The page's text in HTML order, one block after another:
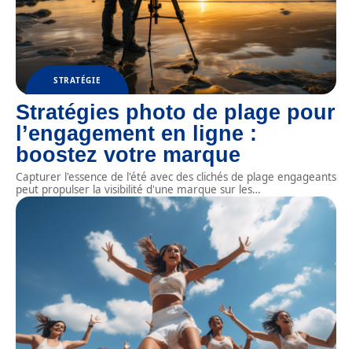
STRATÉGIE
Stratégies photo de plage pour
l’engagement en ligne :
boostez votre marque
Capturer l'essence de l'été avec des clichés de plage engageants
peut propulser la visibilité d'une marque sur les…